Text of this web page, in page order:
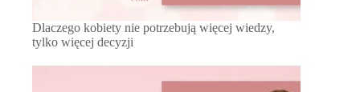
Dlaczego kobiety nie potrzebują więcej wiedzy,
tylko więcej decyzji